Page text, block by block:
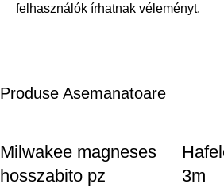
felhasználók írhatnak véleményt.
Produse Asemanatoare
Milwakee magneses
hosszabito pz
3m